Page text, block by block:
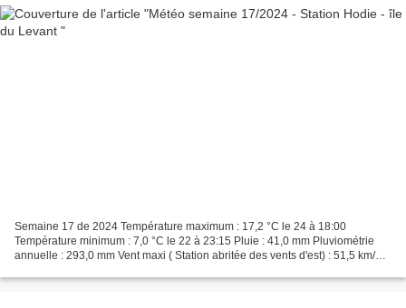
Semaine 17 de 2024 Température maximum : 17,2 °C le 24 à 18:00
Température minimum : 7,0 °C le 22 à 23:15 Pluie : 41,0 mm Pluviométrie
annuelle : 293,0 mm Vent maxi ( Station abritée des vents d'est) : 51,5 km/h